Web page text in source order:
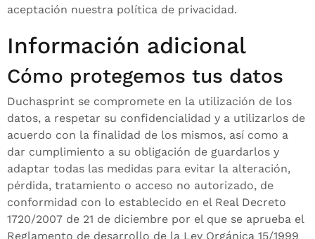
aceptación nuestra política de privacidad.
Información adicional
Cómo protegemos tus datos
Duchasprint se compromete en la utilización de los
datos, a respetar su confidencialidad y a utilizarlos de
acuerdo con la finalidad de los mismos, así como a
dar cumplimiento a su obligación de guardarlos y
adaptar todas las medidas para evitar la alteración,
pérdida, tratamiento o acceso no autorizado, de
conformidad con lo establecido en el Real Decreto
1720/2007 de 21 de diciembre por el que se aprueba el
Reglamento de desarrollo de la Ley Orgánica 15/1999